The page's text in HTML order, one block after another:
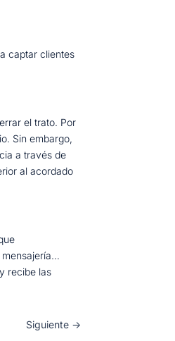
captar clientes
el trato. Por
Sin embargo,
a través de
al acordado
mensajería…
recibe las
Siguiente→